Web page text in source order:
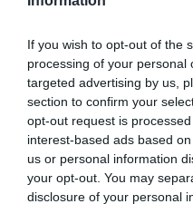
If you wish to opt-out of the
processing of your personal
targeted advertising by us,
section to confirm your
opt-out request is
interest-based ads based
us or personal information
your opt-out. You may
disclosure of your personal
Treize prévenus ont
tribunal a estimé qu’il
hors norme» qui a
provisoirement en
détention, les anciens